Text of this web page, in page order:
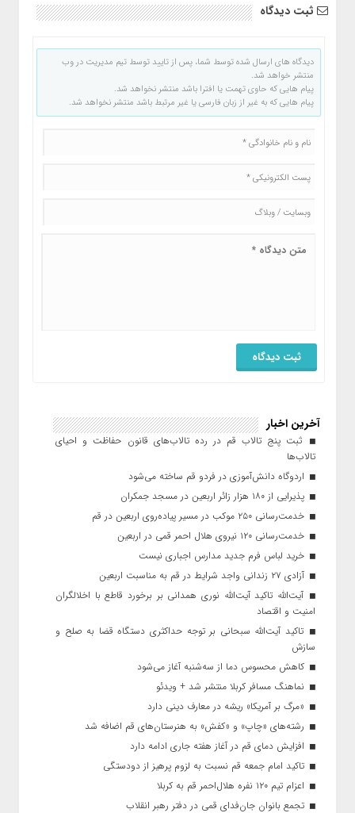
ثبت دیدگاه
دیدگاه های ارسال شده توسط شما، پس از تایید توسط تیم مدیریت در وب
منتشر خواهد شد.
پیام هایی که حاوی تهمت یا افترا باشد منتشر نخواهد شد.
پیام هایی که به غیر از زبان فارسی یا غیر مرتبط باشد منتشر نخواهد شد.
آخرین اخبار
ثبت پنج تالاب قم در رده تالاب‌های قانون حفاظت و احیای
تالاب‌ها
اردوگاه دانش‌آموزی در فردو قم ساخته می‌شود
پذیرایی از ۱۸۰ هزار زائر اربعین در مسجد جمکران
خدمت‌رسانی ۲۵۰ موکب در مسیر پیاده‌روی اربعین در قم
خدمت‌رسانی ۱۲۰ نیروی هلال احمر قمی در اربعین
خرید لباس فرم جدید مدارس اجباری نیست
آزادی ۲۷ زندانی واجد شرایط در قم به مناسبت اربعین
آیت‌الله تاکید آیت‌الله نوری همدانی بر برخورد قاطع با اخلالگران
امنیت و اقتصاد
تاکید آیت‌الله‌ سبحانی بر توجه حداکثری دستگاه قضا به صلح و
سازش
کاهش محسوس دما از سه‌شنبه آغاز می‌شود
نماهنگ مسافر کربلا منتشر شد + ویدئو
«مرگ بر آمریکا» ریشه در معارف دینی دارد
رشته‌های «چاپ» و «کفش» به هنرستان‌های قم اضافه شد
افزایش دمای قم در آغاز هفته جاری ادامه دارد
تاکید امام جمعه قم نسبت به لزوم پرهیز از دودستگی
اعزام تیم ۱۲۰ نفره هلال‌احمر قم به کربلا
تجمع بانوان جان‌فدای قمی در دفتر رهبر انقلاب